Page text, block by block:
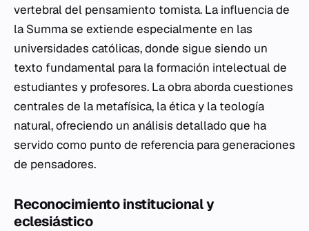
vertebral del pensamiento tomista. La influencia de
la Summase extiende especialmente en las
universidades católicas, donde sigue siendo un
texto fundamental para la formación intelectual de
estudiantes y profesores. La obra aborda cuestiones
centrales de la metafísica, la ética y la teología
natural, ofreciendo un análisis detallado que ha
servido como punto de referencia para generaciones
de pensadores.
Reconocimiento institucional y
eclesiástico